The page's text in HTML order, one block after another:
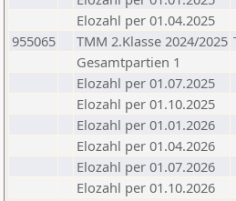
Elozahl per 01.04.2025
955065
TMM 2.Klasse 2024/2025
Gesamtpartien 1
Elozahl per 01.07.2025
Elozahl per 01.10.2025
Elozahl per 01.01.2026
Elozahl per 01.04.2026
Elozahl per 01.07.2026
Elozahl per 01.10.2026